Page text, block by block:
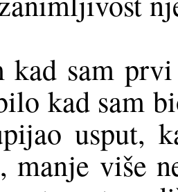
kad sam
kad sam
usput,
više